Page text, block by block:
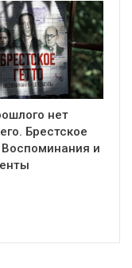
нет
Брестское
Воспоминания и